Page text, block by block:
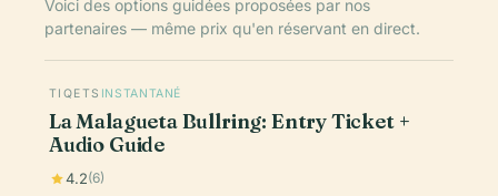
Voici des options guidées proposées par nos
partenaires — même prix qu'en réservant en direct.
TIQETS INSTANTANÉ
La Malagueta Bullring: Entry Ticket +
Audio Guide
4.2(6)